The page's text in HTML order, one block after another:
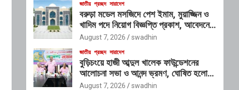
জাতীয় প্রচ্ছদ সারাদেশ
বরুড়া মডেল মসজিদে পেশ ইমাম, মুয়াজ্জিন ও
খাদিম পদে নিয়োগ বিজ্ঞপ্তি প্রকাশ, আবেদনের
শেষ সময় ১০ আগস্ট
August 7, 2026 swadhin
জাতীয় প্রচ্ছদ সারাদেশ
বুড়িচংয়ে হাজী আব্দুল খালেক ফাউন্ডেশনের
আলোচনা সভা ও আনন্দ ভ্রমণ, ঘোষিত হলো
নতুন কার্যনির্বাহী কমিটি
August 7, 2026 swadhin